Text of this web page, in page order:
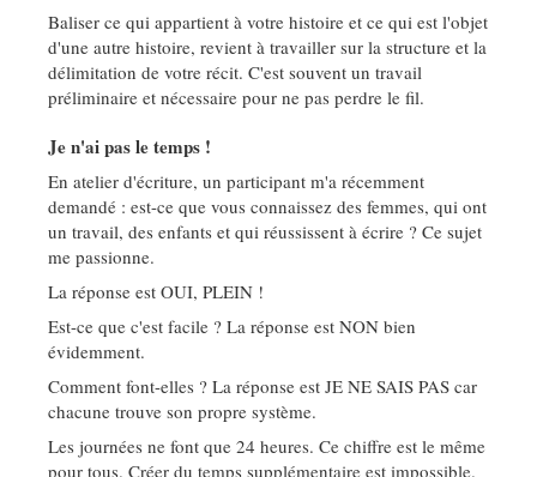
Baliser ce qui appartient à votre histoire et ce qui est l'objet
d'une autre histoire, revient à travailler sur la structure et la
délimitation de votre récit. C'est souvent un travail
préliminaire et nécessaire pour ne pas perdre le fil.
Je n'ai pas le temps !
En atelier d'écriture, un participant m'a récemment
demandé : est-ce que vous connaissez des femmes, qui ont
un travail, des enfants et qui réussissent à écrire ? Ce sujet
me passionne.
La réponse est OUI, PLEIN !
Est-ce que c'est facile ? La réponse est NON bien
évidemment.
Comment font-elles ? La réponse est JE NE SAIS PAS car
chacune trouve son propre système.
Les journées ne font que 24 heures. Ce chiffre est le même
pour tous. Créer du temps supplémentaire est impossible.